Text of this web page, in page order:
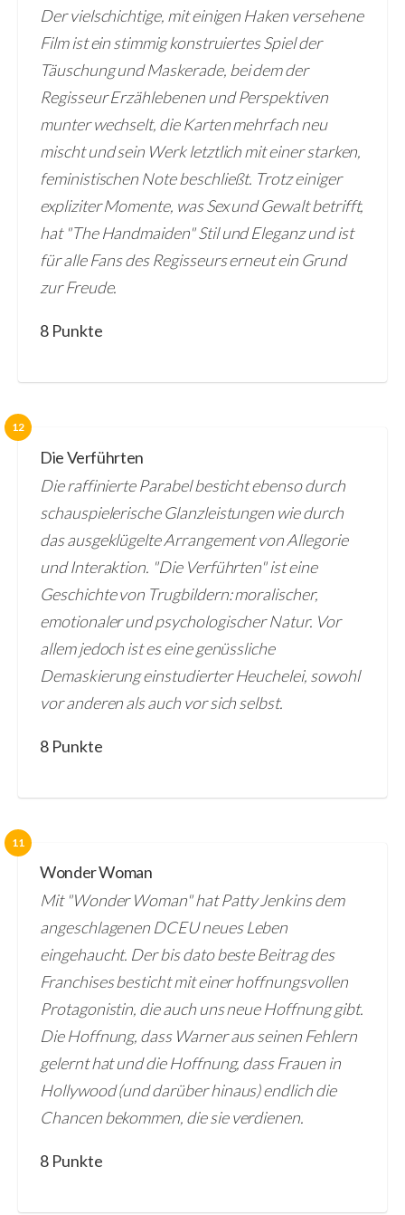
Der vielschichtige, mit einigen Haken versehene
Film ist ein stimmig konstruiertes Spiel der
Täuschung und Maskerade, bei dem der
Regisseur Erzählebenen und Perspektiven
munter wechselt, die Karten mehrfach neu
mischt und sein Werk letztlich mit einer starken,
feministischen Note beschließt. Trotz einiger
expliziter Momente, was Sex und Gewalt betrifft,
hat "The Handmaiden" Stil und Eleganz und ist
für alle Fans des Regisseurs erneut ein Grund
zur Freude.
8 Punkte
12
Die Verführten
Die raffinierte Parabel besticht ebenso durch
schauspielerische Glanzleistungen wie durch
das ausgeklügelte Arrangement von Allegorie
und Interaktion. "Die Verführten" ist eine
Geschichte von Trugbildern: moralischer,
emotionaler und psychologischer Natur. Vor
allem jedoch ist es eine genüssliche
Demaskierung einstudierter Heuchelei, sowohl
vor anderen als auch vor sich selbst.
8 Punkte
11
Wonder Woman
Mit "Wonder Woman" hat Patty Jenkins dem
angeschlagenen DCEU neues Leben
eingehaucht. Der bis dato beste Beitrag des
Franchises besticht mit einer hoffnungsvollen
Protagonistin, die auch uns neue Hoffnung gibt.
Die Hoffnung, dass Warner aus seinen Fehlern
gelernt hat und die Hoffnung, dass Frauen in
Hollywood (und darüber hinaus) endlich die
Chancen bekommen, die sie verdienen.
8 Punkte